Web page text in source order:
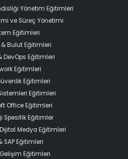
Yönetim Eğitimleri
ve Süreç Yönetimi
Eğitimleri
Bulut Eğitimleri
DevOps Eğitimleri
Eğitimleri
Eğitimleri
Eğitimleri
Office Eğitimleri
Spesifik Eğitimler
Medya Eğitimleri
SAP Eğitimleri
Eğitimleri